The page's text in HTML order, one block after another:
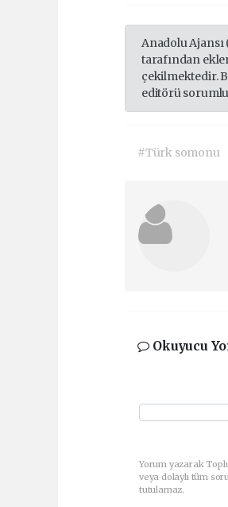
Anadolu
tarafından
çekilmektedir.
editörü
#Türk somonu
Okuyucu
Yorum yazarak
veya dolaylı tüm
tutulamaz.